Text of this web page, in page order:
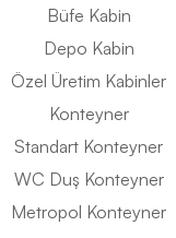
Büfe Kabin
Depo Kabin
Özel Üretim Kabinler
Konteyner
Standart Konteyner
WC Duş Konteyner
Metropol Konteyner